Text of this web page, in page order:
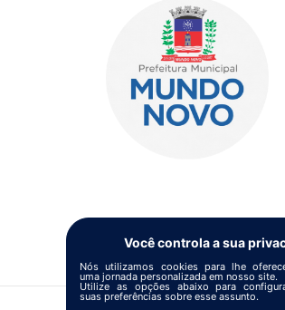
Você controla a sua
Nós utilizamos cookies para lhe
uma jornada personalizada em nosso site.
Utilize as opções abaixo para
suas preferências sobre esse assunto.